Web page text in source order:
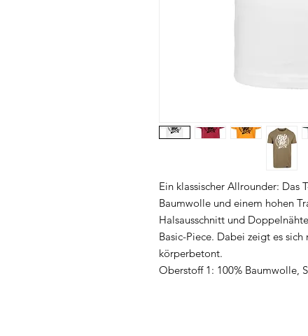
Ein klassischer Allrounder: Das
Baumwolle und einem hohen
Halsausschnitt und
Basic-Piece. Dabei zeigt es
körperbetont.
Oberstoff 1: 100% Baumwolle,